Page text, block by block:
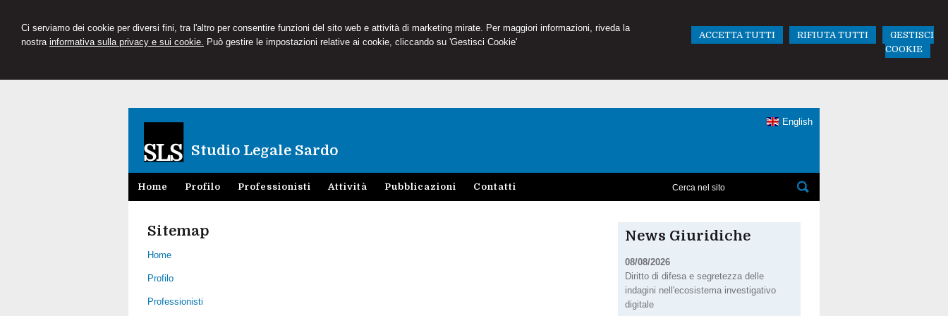
Ci serviamo dei cookie per diversi fini, tra l'altro per consentire funzioni del sito web e attività di marketing mirate. Per maggiori informazioni, riveda la
nostra informativa sulla privacy e sui cookie. Può gestire le impostazioni relative ai cookie, cliccando su 'Gestisci Cookie'
ACCETTA TUTTI RIFIUTA TUTTI
GESTISCI
COOKIE
Studio Legale Sardo
English
Home Profilo Professionisti Attività Pubblicazioni Contatti
Sitemap
Home
Profilo
Professionisti
News Giuridiche
08/08/2026
Diritto di difesa e segretezza delle
indagini nell'ecosistema investigativo
digitale